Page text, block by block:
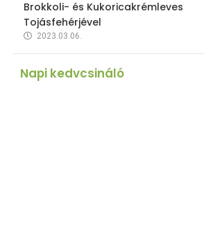
Brokkoli- és Kukoricakrémleves
Tojásfehérjével
2023.03.06.
Napi kedvcsináló